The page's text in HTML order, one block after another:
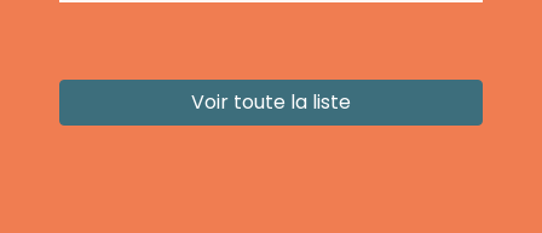
Voir toute la liste